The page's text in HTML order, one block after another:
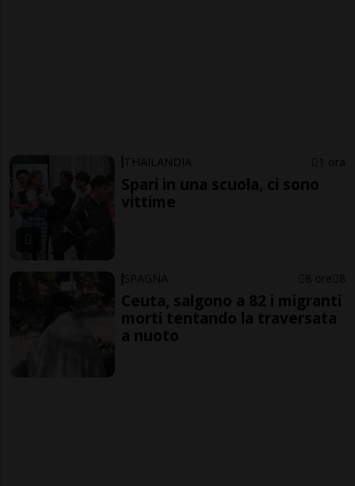
THAILANDIA 1 ora
Spari in una scuola, ci sono
vittime
SPAGNA 8 ore 8
Ceuta, salgono a 82 i migranti
morti tentando la traversata
a nuoto